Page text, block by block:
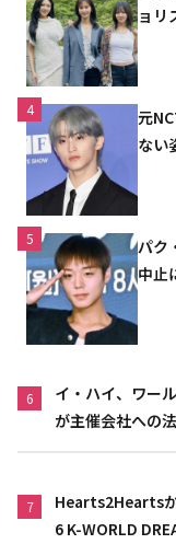
ョリ
4
元
ない
5
パク
中止
6
イ・ハイ、ワー
が主催会社への
7
Hearts2Hearts
6 K-WORLD